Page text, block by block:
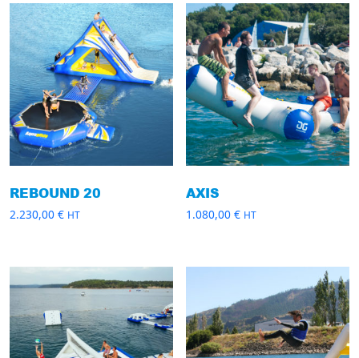
REBOUND 20
2.230,00 € HT
AXIS
1.080,00€ HT